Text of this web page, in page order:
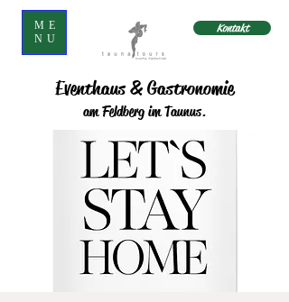
ME
NU
Kontakt
Eventhaus & Gastronomie
am Feldberg im Taunus.